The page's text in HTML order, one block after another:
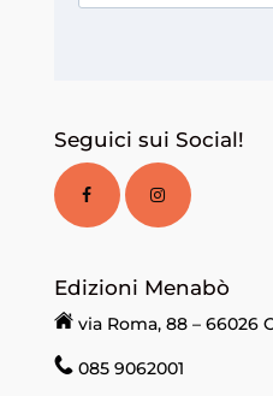
Seguici sui Social!
Edizioni Menabò
via Roma, 88 – 66026
085 9062001